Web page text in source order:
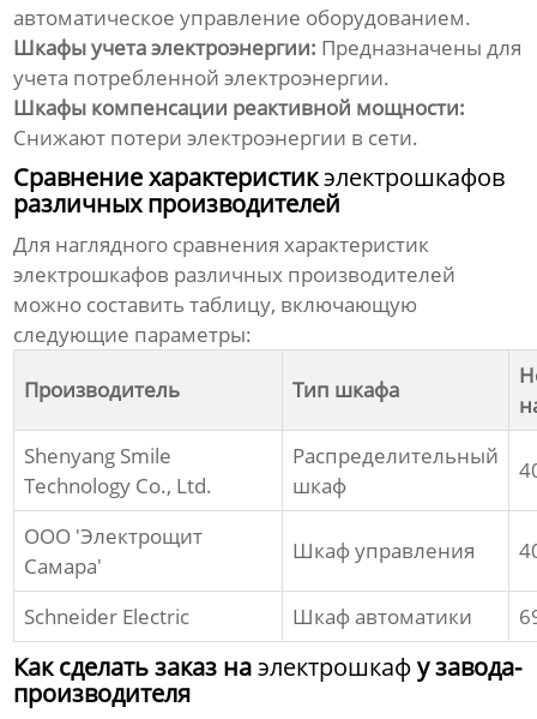
автоматическое управление оборудованием.
Шкафы учета электроэнергии: Предназначены для
учета потребленной электроэнергии.
Шкафы компенсации реактивной мощности:
Снижают потери электроэнергии в сети.
Сравнение характеристикэлектрошкафов
различных производителей
Для наглядного сравнения характеристик
электрошкафов различных производителей
можно составить таблицу, включающую
следующие параметры:
Производитель
Тип шкафа
Shenyang Smile
Technology Co., Ltd.
Распределительный
шкаф
ООО 'Электрощит
Самара'
Шкаф управления
Schneider Electric Шкаф автоматики
Как сделать заказ наэлектрошкафу завода-
производителя